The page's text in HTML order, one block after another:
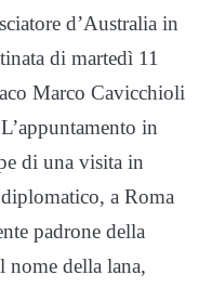
d’Australia in
di martedì 11
Marco Cavicchioli
in
di una visita in
a Roma
padrone della
nome della lana,